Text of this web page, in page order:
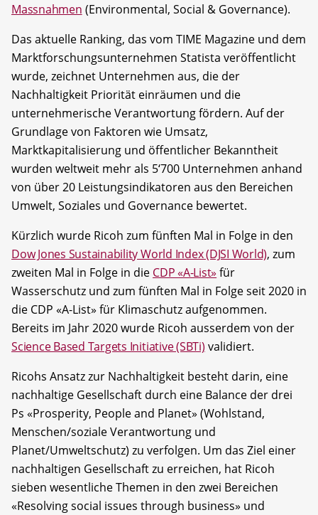
Massnahmen (Environmental, Social & Governance).
Das aktuelle Ranking, das vom TIME Magazine und dem
Marktforschungsunternehmen Statista veröffentlicht
wurde, zeichnet Unternehmen aus, die der
Nachhaltigkeit Priorität einräumen und die
unternehmerische Verantwortung fördern. Auf der
Grundlage von Faktoren wie Umsatz,
Marktkapitalisierung und öffentlicher Bekanntheit
wurden weltweit mehr als 5‘700 Unternehmen anhand
von über 20 Leistungsindikatoren aus den Bereichen
Umwelt, Soziales und Governance bewertet.
Kürzlich wurde Ricoh zum fünften Mal in Folge in den
Dow Jones Sustainability World Index (DJSI World), zum
zweiten Mal in Folge in die CDP «A-List» für
Wasserschutz und zum fünften Mal in Folge seit 2020 in
die CDP «A-List» für Klimaschutz aufgenommen.
Bereits im Jahr 2020 wurde Ricoh ausserdem von der
Science Based Targets Initiative (SBTi) validiert.
Ricohs Ansatz zur Nachhaltigkeit besteht darin, eine
nachhaltige Gesellschaft durch eine Balance der drei
Ps «Prosperity, People and Planet» (Wohlstand,
Menschen/soziale Verantwortung und
Planet/Umweltschutz) zu verfolgen. Um das Ziel einer
nachhaltigen Gesellschaft zu erreichen, hat Ricoh
sieben wesentliche Themen in den zwei Bereichen
«Resolving social issues through business» und